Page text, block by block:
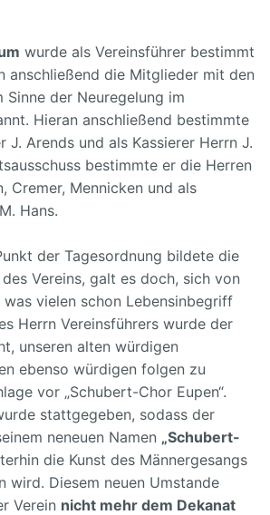
wurde als Vereinsführer bestimmt
anschließend die Mitglieder mit den
Sinne der Neuregelung im
Hieran anschließend bestimmte
J. Arends und als Kassierer Herrn J.
bestimmte er die Herren
Cremer, Mennicken und als
Hans.
der Tagesordnung bildete die
Vereins, galt es doch, sich von
vielen schon Lebensinbegriff
Herrn Vereinsführers wurde der
unseren alten würdigen
ebenso würdigen folgen zu
vor „Schubert-Chor Eupen“.
stattgegeben, sodass der
neneuen Namen „Schubert-
die Kunst des Männergesangs
wird. Diesem neuen Umstande
Verein nicht mehr dem Dekanat